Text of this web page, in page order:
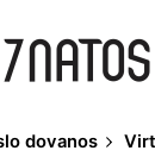
dovanos